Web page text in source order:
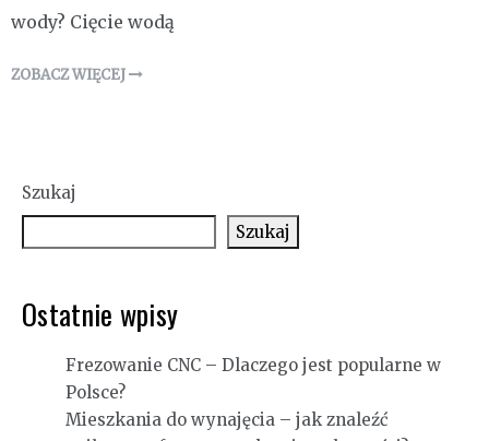
wody? Cięcie wodą
ZOBACZ WIĘCEJ
Szukaj
Szukaj
Ostatnie wpisy
Frezowanie CNC – Dlaczego jest popularne w
Polsce?
Mieszkania do wynajęcia – jak znaleźć